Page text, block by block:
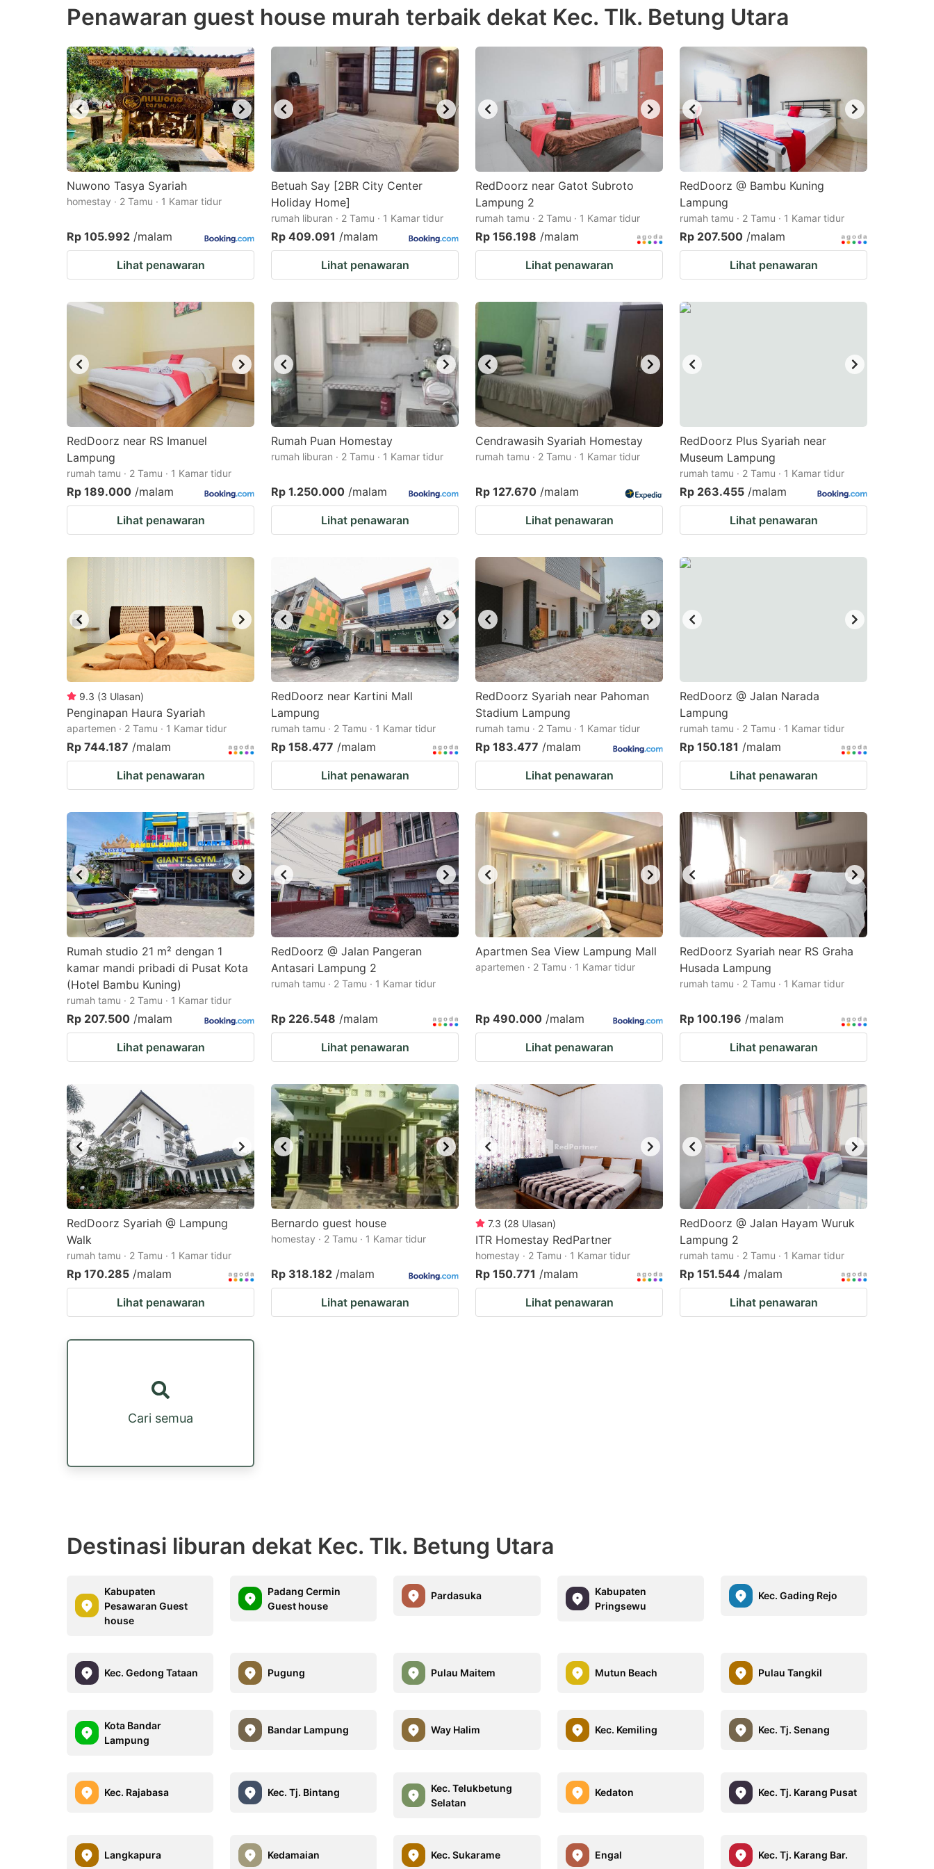
the
mark
key
to
get
the
keyboard
shortcuts
for
dates.
the
mark
key
to
get
the
keyboard
shortcuts
for
changing
dates.
Penawaran guest house murah terbaik dekat Kec. Tlk. Betung Utara
Nuwono Tasya Syariah
homestay · 2 Tamu · 1 Kamar tidur
Rp 105.992 /malam
Lihat penawaran
Betuah Say [2BR City Center
Holiday Home]
rumah liburan · 2 Tamu · 1 Kamar tidur
Rp 409.091 /malam
Lihat penawaran
RedDoorz near Gatot Subroto
Lampung 2
rumah tamu · 2 Tamu · 1 Kamar tidur
Rp 156.198 /malam
Lihat penawaran
RedDoorz @ Bambu Kuning
Lampung
rumah tamu · 2 Tamu · 1 Kamar tidur
Rp 207.500 /malam
Lihat penawaran
RedDoorz near RS Imanuel
Lampung
rumah tamu · 2 Tamu · 1 Kamar tidur
Rp 189.000 /malam
Lihat penawaran
Rumah Puan Homestay
rumah liburan · 2 Tamu · 1 Kamar tidur
Rp 1.250.000 /malam
Lihat penawaran
Cendrawasih Syariah Homestay
rumah tamu · 2 Tamu · 1 Kamar tidur
Rp 127.670 /malam
Lihat penawaran
RedDoorz Plus Syariah near
Museum Lampung
rumah tamu · 2 Tamu · 1 Kamar tidur
Rp 263.455 /malam
Lihat penawaran
9.3 (3 Ulasan)
Penginapan Haura Syariah
apartemen · 2 Tamu · 1 Kamar tidur
Rp 744.187 /malam
Lihat penawaran
RedDoorz near Kartini Mall
Lampung
rumah tamu · 2 Tamu · 1 Kamar tidur
Rp 158.477 /malam
Lihat penawaran
RedDoorz Syariah near Pahoman
Stadium Lampung
rumah tamu · 2 Tamu · 1 Kamar tidur
Rp 183.477 /malam
Lihat penawaran
RedDoorz @ Jalan Narada
Lampung
rumah tamu · 2 Tamu · 1 Kamar tidur
Rp 150.181 /malam
Lihat penawaran
Rumah studio 21 m² dengan 1
kamar mandi pribadi di Pusat Kota
(Hotel Bambu Kuning)
rumah tamu · 2 Tamu · 1 Kamar tidur
Rp 207.500 /malam
Lihat penawaran
RedDoorz @ Jalan Pangeran
Antasari Lampung 2
rumah tamu · 2 Tamu · 1 Kamar tidur
Rp 226.548 /malam
Lihat penawaran
Apartmen Sea View Lampung Mall
apartemen · 2 Tamu · 1 Kamar tidur
Rp 490.000 /malam
Lihat penawaran
RedDoorz Syariah near RS Graha
Husada Lampung
rumah tamu · 2 Tamu · 1 Kamar tidur
Rp 100.196 /malam
Lihat penawaran
RedDoorz Syariah @ Lampung
Walk
rumah tamu · 2 Tamu · 1 Kamar tidur
Rp 170.285 /malam
Lihat penawaran
Bernardo guest house
homestay · 2 Tamu · 1 Kamar tidur
Rp 318.182 /malam
Lihat penawaran
7.3 (28 Ulasan)
ITR Homestay RedPartner
homestay · 2 Tamu · 1 Kamar tidur
Rp 150.771 /malam
Lihat penawaran
RedDoorz @ Jalan Hayam Wuruk
Lampung 2
rumah tamu · 2 Tamu · 1 Kamar tidur
Rp 151.544 /malam
Lihat penawaran
Cari semua
Destinasi liburan dekat Kec. Tlk. Betung Utara
Kabupaten
Pesawaran Guest
house
Padang Cermin
Guest house
Pardasuka
Kabupaten
Pringsewu
Kec. Gading Rejo
Kec. Gedong Tataan Pugung Pulau Maitem Mutun Beach Pulau Tangkil
Kota Bandar
Lampung
Bandar Lampung Way Halim Kec. Kemiling Kec. Tj. Senang
Kec. Rajabasa Kec. Tj. Bintang
Kec. Telukbetung
Selatan
Kedaton Kec. Tj. Karang Pusat
Langkapura Kedamaian Kec. Sukarame Engal Kec. Tj. Karang Bar.